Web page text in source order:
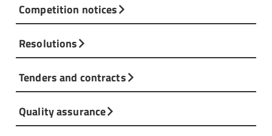
Competition notices
Resolutions
Tenders and contracts
Quality assurance